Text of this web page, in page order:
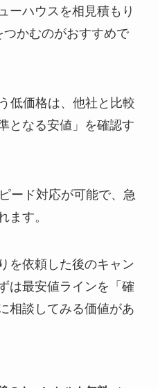
ーハウスを相見積もり
かむのがおすすめで
低価格は、他社と比較
となる安値」を確認す
ード対応が可能で、急
ます。
を依頼した後のキャン
は最安値ラインを「確
相談してみる価値があ